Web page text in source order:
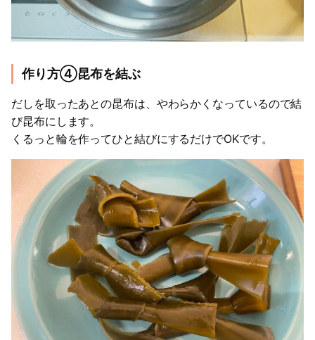
作り方④昆布を結ぶ
だしを取ったあとの昆布は、やわらかくなっているので結
び昆布にします。
くるっと輪を作ってひと結びにするだけでOKです。